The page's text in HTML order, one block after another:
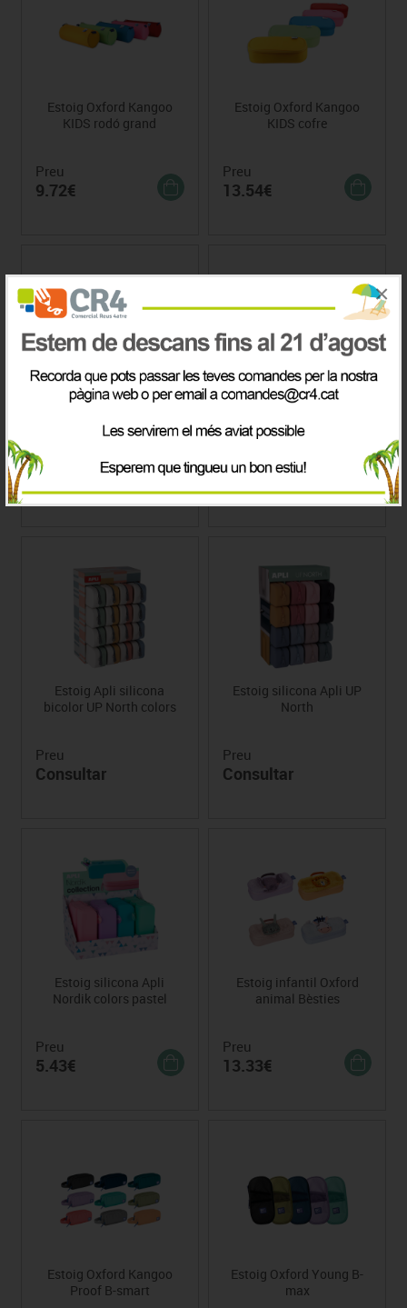
×
Estoig Oxford Kangoo
KIDS rodó grand
Preu
9.72€
Estoig Oxford Kangoo
KIDS cofre
Preu
13.54€
Estoig Oxford Kangoo
Preu
Consultar
Estoig Oxford Kangoo
Preu
Estoig Apli silicona
bicolor UP North colors
Preu
Consultar
Estoig silicona Apli UP
North
Preu
Consultar
Estoig silicona Apli
Nordik colors pastel
Preu
5.43€
Estoig infantil Oxford
animal Bèsties
Preu
13.33€
Estoig Oxford Kangoo
Proof B-smart
Estoig Oxford Young B-
max